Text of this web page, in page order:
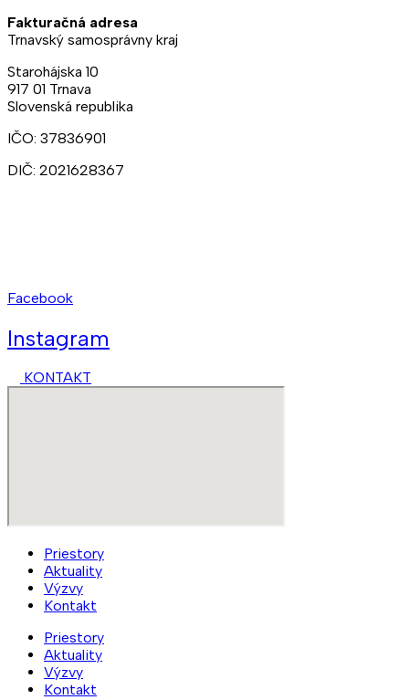
Fakturačná adresa
Trnavský samosprávny kraj
Starohájska 10
917 01 Trnava
Slovenská republika
IČO: 37836901
DIČ: 2021628367
Facebook
Instagram
KONTAKT
Priestory
Aktuality
Výzvy
Kontakt
Priestory
Aktuality
Výzvy
Kontakt